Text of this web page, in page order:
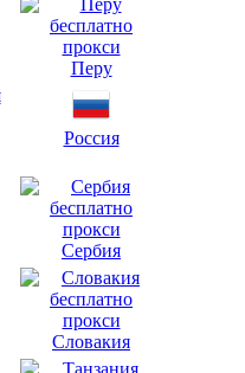
Перу
Россия
Сербия
Словакия